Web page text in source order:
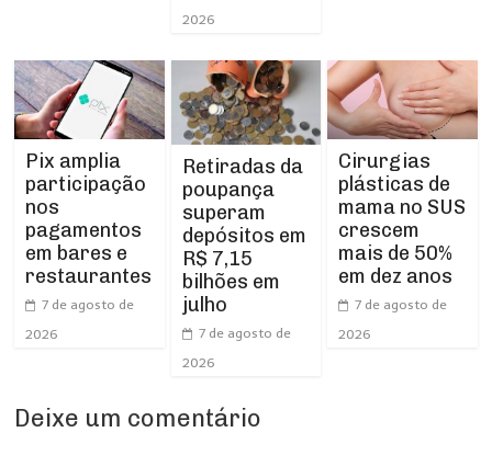
2026
Pix amplia
participação
nos
pagamentos
em bares e
restaurantes
7 de agosto de
2026
Retiradas da
poupança
superam
depósitos em
R$ 7,15
bilhões em
julho
7 de agosto de
2026
Cirurgias
plásticas de
mama no SUS
crescem
mais de 50%
em dez anos
7 de agosto de
2026
Deixe um comentário